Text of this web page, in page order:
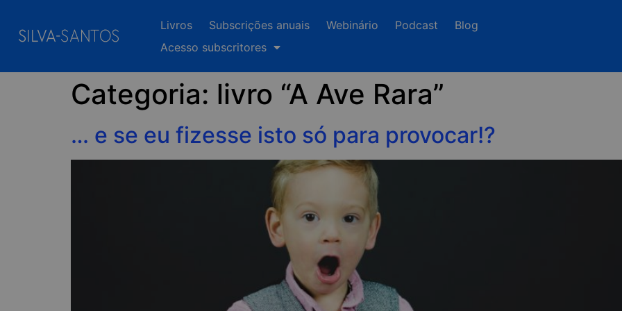
Livros Subscrições anuais Webinário Podcast
Blog
Acesso subscritores
Categoria: livro “A Ave Rara”
… e se eu fizesse isto só para provocar!?